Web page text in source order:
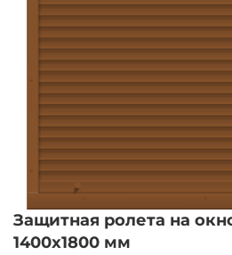
Защитная ролета на
1400х1800 мм